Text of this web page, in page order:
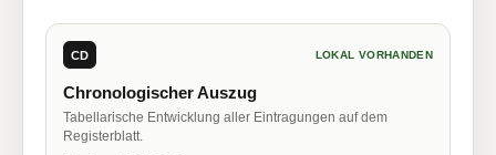
CD LOKAL VORHANDEN
Chronologischer Auszug
Tabellarische Entwicklung aller Eintragungen auf dem
Registerblatt.